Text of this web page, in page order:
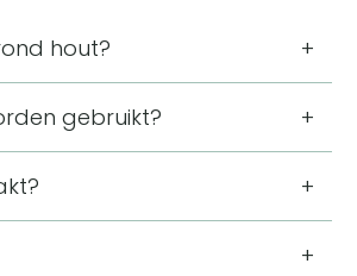
hout?
gebruikt?
tijdens een borrel.